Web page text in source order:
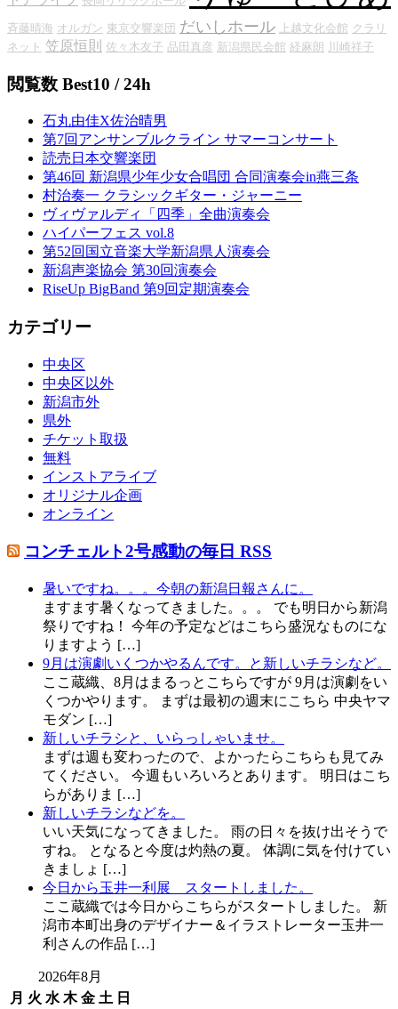
斉藤晴海 オルガン 東京交響楽団 だいしホール 上越文化会館 クラリ
ネット 笠原恒則 佐々木友子 品田真彦 新潟県民会館 経麻朗 川崎祥子
閲覧数 Best10 / 24h
石丸由佳X佐治晴男
第7回アンサンブルクライン サマーコンサート
読売日本交響楽団
第46回 新潟県少年少女合唱団 合同演奏会in燕三条
村治奏一 クラシックギター・ジャーニー
ヴィヴァルディ「四季」全曲演奏会
ハイパーフェス vol.8
第52回国立音楽大学新潟県人演奏会
新潟声楽協会 第30回演奏会
RiseUp BigBand 第9回定期演奏会
カテゴリー
中央区
中央区以外
新潟市外
県外
チケット取扱
無料
インストアライブ
オリジナル企画
オンライン
コンチェルト2号感動の毎日 RSS
暑いですね。。。今朝の新潟日報さんに。
ますます暑くなってきました。。。 でも明日から新潟
祭りですね！ 今年の予定などはこちら盛況なものにな
りますよう […]
9月は演劇いくつかやるんです。と新しいチラシなど。
ここ蔵織、8月はまるっとこちらですが 9月は演劇をい
くつかやります。 まずは最初の週末にこちら 中央ヤマ
モダン […]
新しいチラシと、いらっしゃいませ。
まずは週も変わったので、よかったらこちらも見てみ
てください。 今週もいろいろとあります。 明日はこち
らがありま […]
新しいチラシなどを。
いい天気になってきました。 雨の日々を抜け出そうで
すね。 となると今度は灼熱の夏。 体調に気を付けてい
きましょ […]
今日から玉井一利展 スタートしました。
ここ蔵織では今日からこちらがスタートしました。 新
潟市本町出身のデザイナー＆イラストレーター玉井一
利さんの作品 […]
2026年8月
月 火 水 木 金 土 日